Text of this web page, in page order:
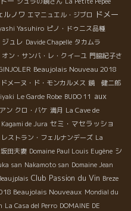
ルノワ エマニュエル・ジブロ ドメー
Yasuhiro ピノ・ドゥニス品種
ュレ Davide Chapelle タカムラ
オン・サンバ・レ・クイーユ 門脇紀子さ
Beaujolais Nouveau 2018
ドメーヌ・ド・モンカルメス 鏡 健二郎
Le Garde Robe BUDO 11 aux
ン クロ・バケ 満月 La Cave de
Kagami de Jura セミ・マセラッショ
レストラン・フェルナンデーズ La
坂田夫妻 Domaine Paul Louis Eugène シ
san Nakamoto san Domaine Jean
Club Passion du Vin Breze
Beaujolais Nouveaux Mondial du
La Casa del Perro DOMAINE DE